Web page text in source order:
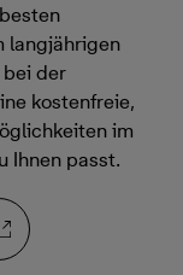
langjährigen
der
kostenfreie,
im
Ihnen passt.